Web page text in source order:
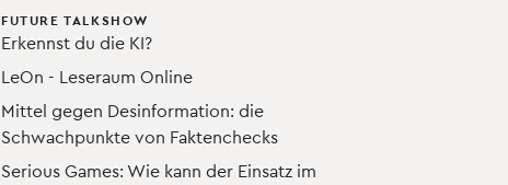
FUTURE TALKSHOW
Erkennst du die KI?
LeOn - Leseraum Online
Mittel gegen Desinformation: die
Schwachpunkte von Faktenchecks
Serious Games: Wie kann der Einsatz im